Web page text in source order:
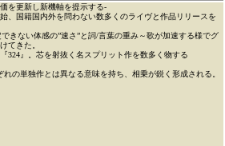
を更新し新機軸を提示する-
、国籍国内外を問わない数多くのライヴと作品リリースを
きない体感の”速さ”と詞/言葉の重み～歌が加速する様でグ
てきた。
324』。芯を射抜く名スプリット作を数多く物する
の単独作とは異なる意味を持ち、相乗が鋭く形成される。